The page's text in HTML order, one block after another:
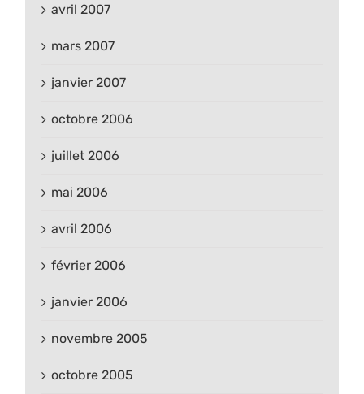
avril 2007
mars 2007
janvier 2007
octobre 2006
juillet 2006
mai 2006
avril 2006
février 2006
janvier 2006
novembre 2005
octobre 2005